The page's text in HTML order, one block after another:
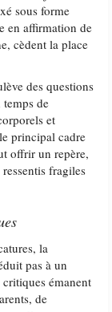
sous forme
en affirmation de
cèdent la place
des questions
de
et
principal cadre
offrir un repère,
fragiles
la
pas à un
émanent
de